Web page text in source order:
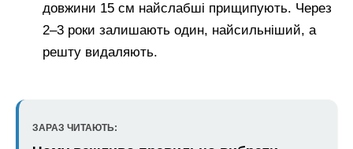
довжини 15 см найслабші прищипують. Через
2–3 роки залишають один, найсильніший, а
решту видаляють.
ЗАРАЗ ЧИТАЮТЬ: